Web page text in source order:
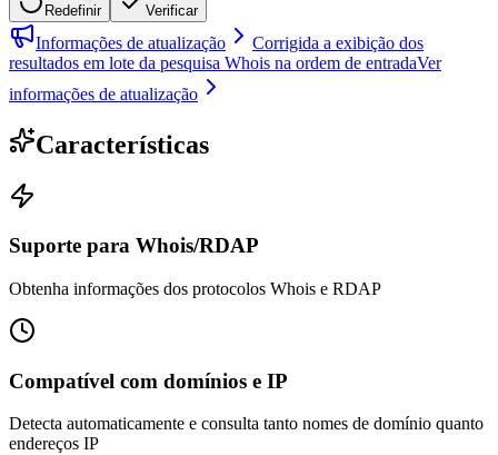
Redefinir Verificar
Informações de atualização
Corrigida a exibição dos
resultados em lote da pesquisa Whois na ordem de entradaVer
informações de atualização
Características
Suporte para Whois/RDAP
Obtenha informações dos protocolos Whois e RDAP
Compatível com domínios e IP
Detecta automaticamente e consulta tanto nomes de domínio quanto
endereços IP